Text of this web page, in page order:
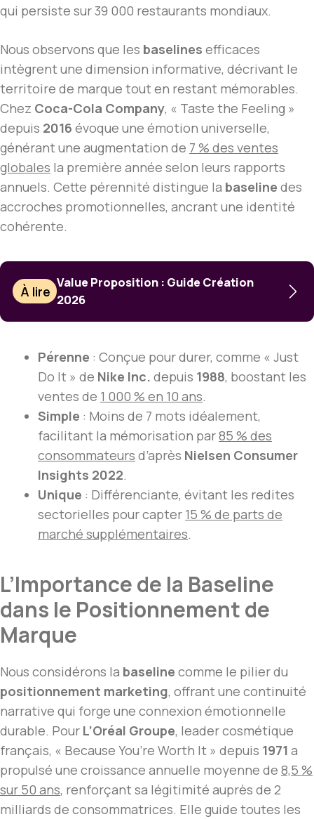
qui persiste sur 39 000 restaurants mondiaux.
Nous observons que les baselines efficaces
intègrent une dimension informative, décrivant le
territoire de marque tout en restant mémorables.
Chez Coca-Cola Company, « Taste the Feeling »
depuis 2016 évoque une émotion universelle,
générant une augmentation de 7 % des ventes
globales la première année selon leurs rapports
annuels. Cette pérennité distingue la baseline des
accroches promotionnelles, ancrant une identité
cohérente.
À lire
Value Proposition : Guide Création
2026
Pérenne : Conçue pour durer, comme « Just
Do It » de Nike Inc. depuis 1988, boostant les
ventes de 1 000 % en 10 ans.
Simple : Moins de 7 mots idéalement,
facilitant la mémorisation par85 % des
consommateurs d’après Nielsen Consumer
Insights 2022.
Unique : Différenciante, évitant les redites
sectorielles pour capter 15 % de parts de
marché supplémentaires.
L’Importance de la Baseline
dans le Positionnement de
Marque
Nous considérons la baseline comme le pilier du
positionnement marketing, offrant une continuité
narrative qui forge une connexion émotionnelle
durable. Pour L’Oréal Groupe, leader cosmétique
français, « Because You’re Worth It » depuis 1971 a
propulsé une croissance annuelle moyenne de 8,5 %
sur 50 ans, renforçant sa légitimité auprès de 2
milliards de consommatrices. Elle guide toutes les